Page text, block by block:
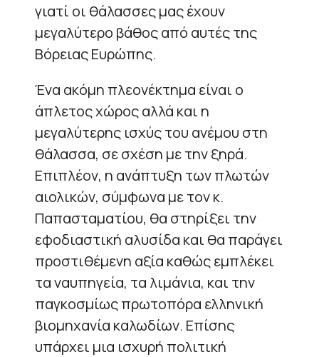
γιατί οι θάλασσες μας έχουν
μεγαλύτερο βάθος από αυτές της
Βόρειας Ευρώπης.
Ένα ακόμη πλεονέκτημα είναι ο
άπλετος χώρος αλλά και η
μεγαλύτερης ισχύς του ανέμου στη
θάλασσα, σε σχέση με την ξηρά.
Επιπλέον, η ανάπτυξη των πλωτών
αιολικών, σύμφωνα με τον κ.
Παπασταματίου, θα στηρίξει την
εφοδιαστική αλυσίδα και θα παράγει
προστιθέμενη αξία καθώς εμπλέκει
τα ναυπηγεία, τα λιμάνια, και την
παγκοσμίως πρωτοπόρα ελληνική
βιομηχανία καλωδίων. Επίσης
υπάρχει μια ισχυρή πολιτική